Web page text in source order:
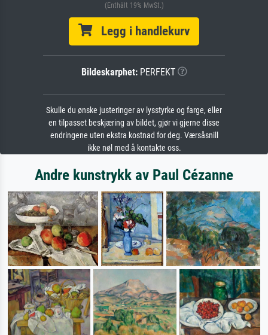
(Enthält 19% MwSt.)
Legg i handlekurv
Bildeskarphet:PERFEKT
Skulle du ønske justeringer av lysstyrke og farge, eller
en tilpasset beskjæring av bildet, gjør vi gjerne disse
endringene uten ekstra kostnad for deg. Værsåsnill
ikke nøl med å kontakte oss.
Andre kunstrykk av Paul Cézanne